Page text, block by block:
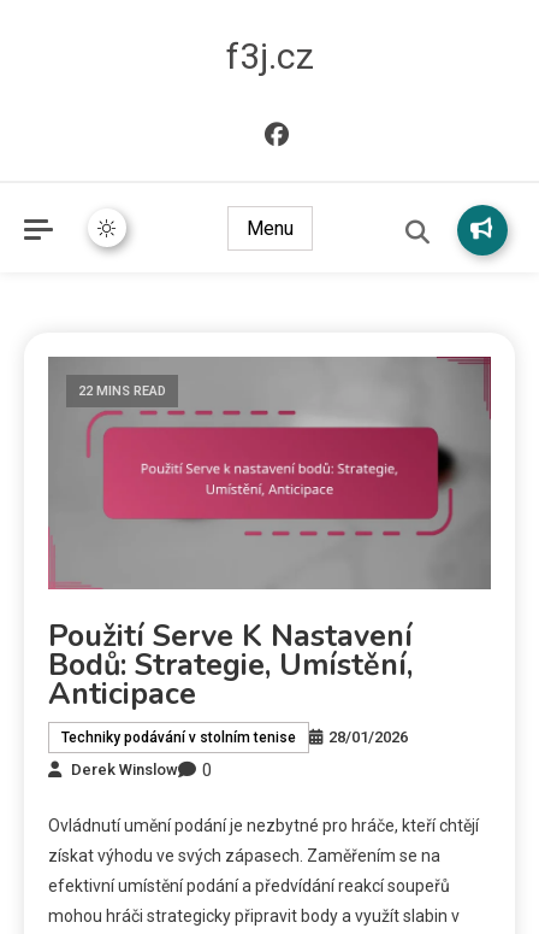
f3j.cz
Menu
22 MINS READ
Použití Serve K Nastavení
Bodů: Strategie, Umístění,
Anticipace
Techniky podávání v stolním tenise
28/01/2026
Derek Winslow
0
Ovládnutí umění podání je nezbytné pro hráče, kteří chtějí
získat výhodu ve svých zápasech. Zaměřením se na
efektivní umístění podání a předvídání reakcí soupeřů
mohou hráči strategicky připravit body a využít slabin v